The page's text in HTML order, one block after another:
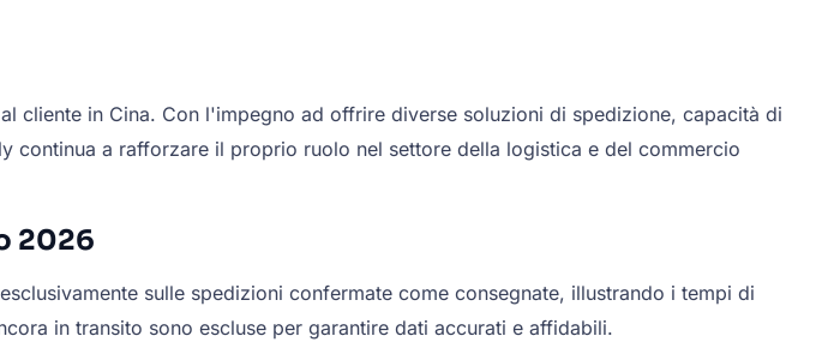
cliente in Cina. Con l'impegno ad offrire diverse soluzioni di spedizione, capacità di
a rafforzare il proprio ruolo nel settore della logistica e del commercio
2026
sulle spedizioni confermate come consegnate, illustrando i tempi di
in transito sono escluse per garantire dati accurati e affidabili.